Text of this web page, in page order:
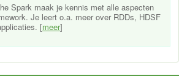
Spark maak je kennis met alle aspecten
Je leert o.a. meer over RDDs, HDSF
[meer]